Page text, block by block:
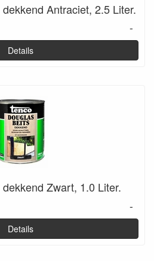
Antraciet, 2.5 Liter.
-
Details
Zwart, 1.0 Liter.
-
Details